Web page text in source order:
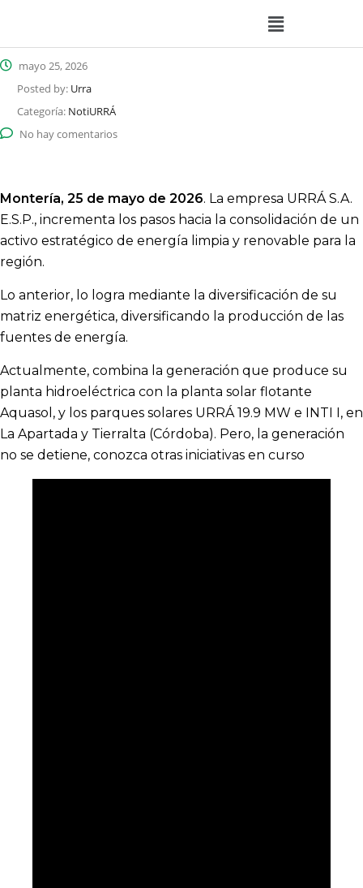
mayo 25, 2026
Posted by: Urra
Categoría: NotiURRÁ
No hay comentarios
Montería, 25 de mayo de 2026. La empresa URRÁ S.A.
E.S.P., incrementa los pasos hacia la consolidación de un
activo estratégico de energía limpia y renovable para la
región.
Lo anterior, lo logra mediante la diversificación de su
matriz energética, diversificando la producción de las
fuentes de energía.
Actualmente, combina la generación que produce su
planta hidroeléctrica con la planta solar flotante
Aquasol, y los parques solares URRÁ 19.9 MW e INTI I, en
La Apartada y Tierralta (Córdoba). Pero, la generación
no se detiene, conozca otras iniciativas en curso